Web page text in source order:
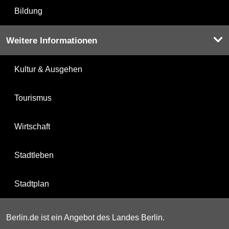
Bildung
Weitere Informationen
Kultur & Ausgehen
Tourismus
Wirtschaft
Stadtleben
Stadtplan
Berlin.de ist ein Angebot des Landes Berlin.